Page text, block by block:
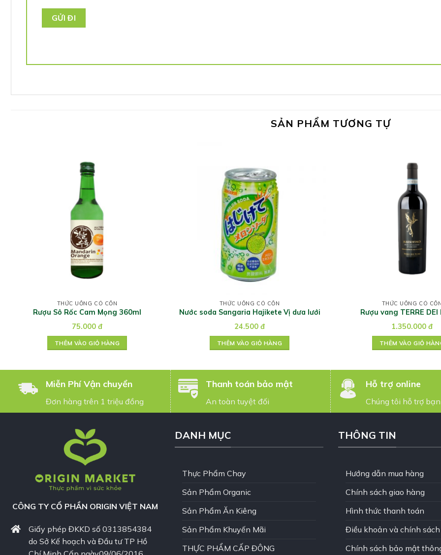
SẢN PHẨM TƯƠNG TỰ
THỨC UỐNG CÓ CỒN
Rượu Sô Rốc Cam Mọng 360ml
75.000 đ
THÊM VÀO GIỎ HÀNG
THỨC UỐNG CÓ CỒN
Nước soda Sangaria Hajikete Vị dưa lưới
24.500 đ
THÊM VÀO GIỎ HÀNG
THỨC UỐNG CÓ
Rượu vang TERRE DEI
1.350.000 đ
THÊM VÀO GIỎ
Miễn Phí Vận chuyển
Đơn hàng trên 1 triệu đồng
Thanh toán bảo mật
An toàn tuyệt đối
Hỗ trợ online
Chúng tôi hỗ trợ
CÔNG TY CỔ PHẦN ORIGIN VIỆT NAM
Giấy phép ĐKKD số 0313854384
do Sở Kế hoạch và Đầu tư TP Hồ
DANH MỤC
Thực Phẩm Chay
Sản Phẩm Organic
Sản Phẩm Ăn Kiêng
Sản Phẩm Khuyến Mãi
THỰC PHẨM CẤP ĐÔNG
THÔNG TIN
Hướng dẫn mua hàng
Chính sách giao hàng
Hình thức thanh toán
Điều khoản và chính sách
Chính sách bảo mật